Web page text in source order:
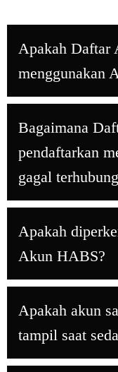
Apakah Daftar
menggunakan
Bagaimana
pendaftarkan
gagal
Apakah
Akun HABS?
Apakah akun
tampil saat